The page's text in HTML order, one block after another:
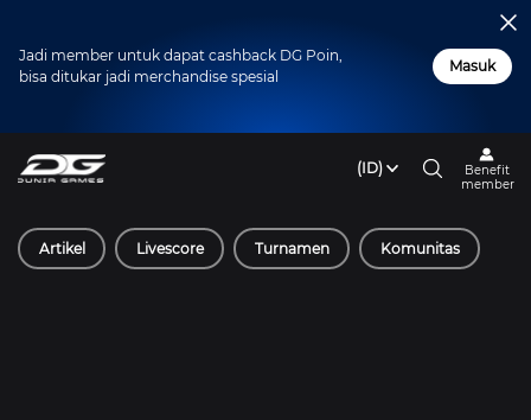
Jadi member untuk dapat cashback DG Poin,
bisa ditukar jadi merchandise spesial
Masuk
(ID)
Benefit
member
Artikel Livescore Turnamen Komunitas